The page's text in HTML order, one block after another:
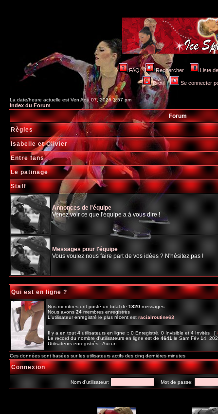
FAQ Rechercher Liste
Profil Se connecter
La date/heure actuelle est Ven Aoû 07, 2026 3:57 pm
Index du Forum
Forum
Règles
Isabelle et Olivier
Entre fans
Le patinage
Staff
Annonces de l'équipe
Venez voir ce que l'équipe a à vous dire !
Messages pour l'équipe
Vous voulez nous faire part de vos idées ? N'hésitez pas !
Qui est en ligne ?
Nos membres ont posté un total de1820messages
Nous avons24membres enregistrés
L'utilisateur enregistré le plus récent estracialroutine63
Il y a en tout4utilisateurs en ligne :: 0 Enregistré, 0 Invisible et 4 Invités [
Le record du nombre d'utilisateurs en ligne est de4641le Sam Fév 14,
Utilisateurs enregistrés : Aucun
Ces données sont basées sur les utilisateurs actifs des cinq dernières minutes
Connexion
Nom d'utilisateur: Mot de passe: